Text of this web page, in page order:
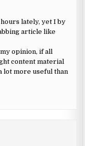
lately, yet I by
article like
opinion, if all
content material
lot more useful than